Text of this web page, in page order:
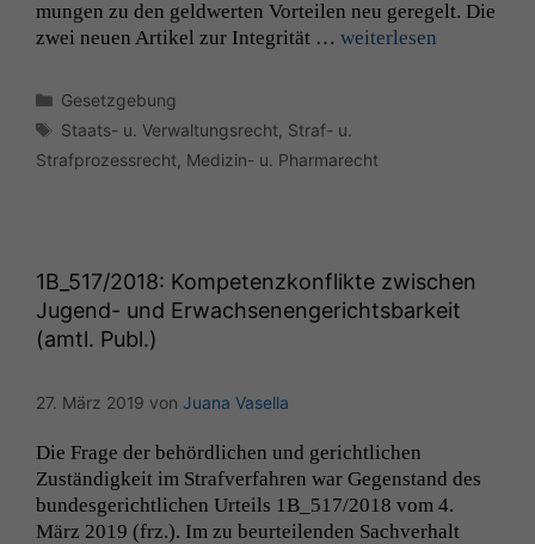
mungen zu den geld­w­erten Vorteilen neu geregelt. Die
zwei neuen Artikel zur Integrität … weit­er­lesen
Kategorien
Gesetzgebung
Schlagwörter
Staats- u. Verwaltungsrecht Straf- u.
Strafprozessrecht Medizin- u. Pharmarecht
1B_517/2018: Kompetenzkonflikte zwischen
Jugend- und Erwachsenengerichtsbarkeit
(amtl. Publ.)
27. März 2019 von Juana Vasella
Die Frage der behördlichen und gerichtlichen
Zuständigkeit im Strafver­fahren war Gegen­stand des
bun­des­gerichtlichen Urteils 1B_517/2018 vom 4.
März 2019 (frz.). Im zu beurteilen­den Sachver­halt
verbessern,
zeichnen
Daten auf.
dieser Website
sind optional.
zu 100%
funktionieren.